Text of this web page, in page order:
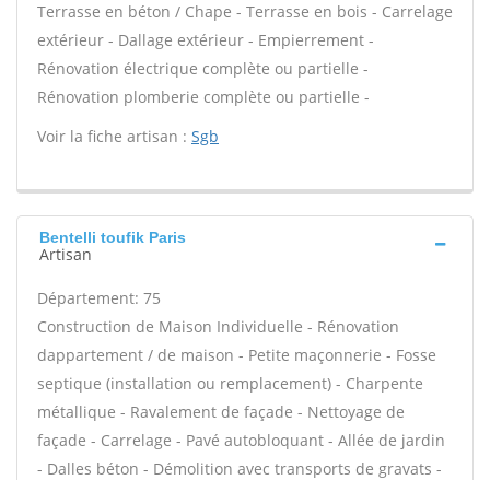
Terrasse en béton / Chape - Terrasse en bois - Carrelage
extérieur - Dallage extérieur - Empierrement -
Rénovation électrique complète ou partielle -
Rénovation plomberie complète ou partielle -
Voir la fiche artisan : Sgb
Bentelli toufik Paris
Artisan
Département: 75
Construction de Maison Individuelle - Rénovation
dappartement / de maison - Petite maçonnerie - Fosse
septique (installation ou remplacement) - Charpente
métallique - Ravalement de façade - Nettoyage de
façade - Carrelage - Pavé autobloquant - Allée de jardin
- Dalles béton - Démolition avec transports de gravats -